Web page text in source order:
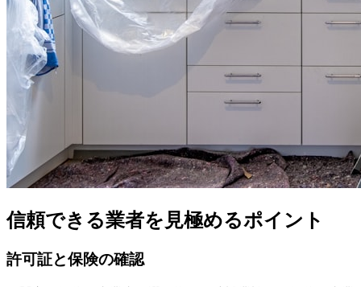
信頼できる業者を見極めるポイント
許可証と保険の確認